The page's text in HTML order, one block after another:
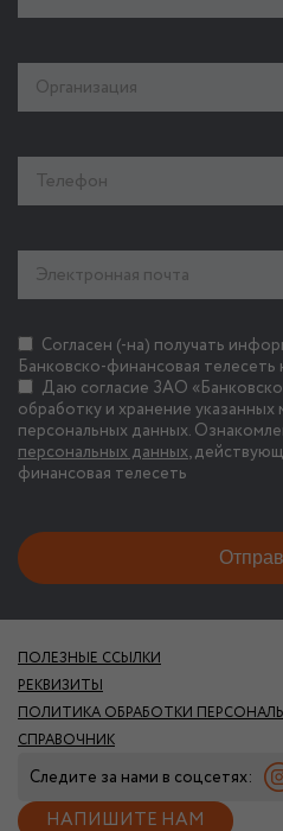
Согласен (-на) получать
Банковско-финансовая
Даю согласие ЗАО
обработку и хранение
персональных данных.
персональных данных,
финансовая телесеть
ПОЛЕЗНЫЕ ССЫЛКИ
РЕКВИЗИТЫ
ПОЛИТИКА ОБРАБОТКИ
СПРАВОЧНИК
Следите за нами в соцсетях:
НАПИШИТЕ НАМ